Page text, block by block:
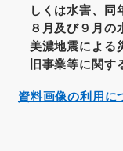
しくは水害、同
８月及び９月の
美濃地震による
旧事業等に関
資料画像の利用に